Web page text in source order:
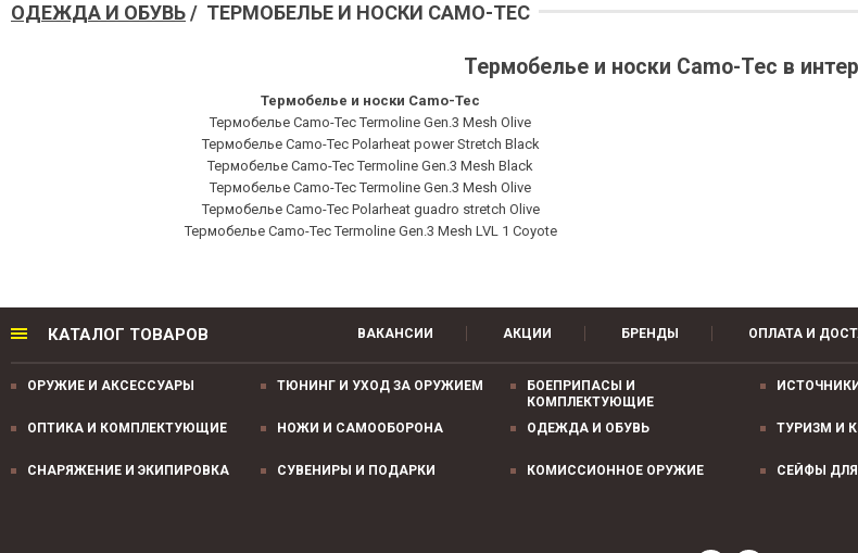
ОДЕЖДА И ОБУВЬ/ ТЕРМОБЕЛЬЕ И НОСКИ CAMO-TEC
Термобелье и носки Camo-Tec в
Термобелье и носки Camo-Tec
Термобелье Camo-Tec Termoline Gen.3 Mesh Olive
Термобелье Camo-Tec Polarheat power Stretch Black
Термобелье Camo-Tec Termoline Gen.3 Mesh Black
Термобелье Camo-Tec Termoline Gen.3 Mesh Olive
Термобелье Camo-Tec Polarheat guadro stretch Olive
Термобелье Camo-Tec Termoline Gen.3 Mesh LVL 1 Coyote
КАТАЛОГ ТОВАРОВ ВАКАНСИИ АКЦИИ БРЕНДЫ ОПЛАТА И
ОРУЖИЕ И АКСЕССУАРЫ ТЮНИНГ И УХОД ЗА ОРУЖИЕМ
БОЕПРИПАСЫ И
КОМПЛЕКТУЮЩИЕ
ОПТИКА И КОМПЛЕКТУЮЩИЕ НОЖИ И САМООБОРОНА ОДЕЖДА И ОБУВЬ ТУРИЗМ И
СНАРЯЖЕНИЕ И ЭКИПИРОВКА СУВЕНИРЫ И ПОДАРКИ КОМИССИОННОЕ ОРУЖИЕ СЕЙФЫ